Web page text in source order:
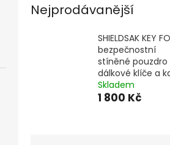
Nejprodávanější
SHIELDSAK KEY
bezpečnostní
stíněné pouzdro
dálkové klíče a
Skladem
1 800 Kč